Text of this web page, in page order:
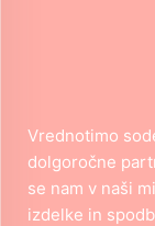
Vrednotimo
dolgoročne
se nam v naši
izdelke in